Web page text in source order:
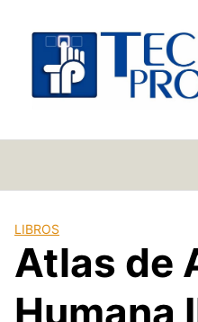
contenido
LIBROS
Atlas de
Humana